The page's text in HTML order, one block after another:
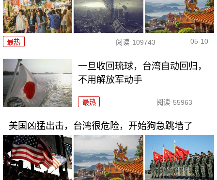
最热 阅读 109743 05-10
一旦收回琉球，台湾自动回归，
不用解放军动手
最热 阅读 55963
美国凶猛出击，台湾很危险，开始狗急跳墙了